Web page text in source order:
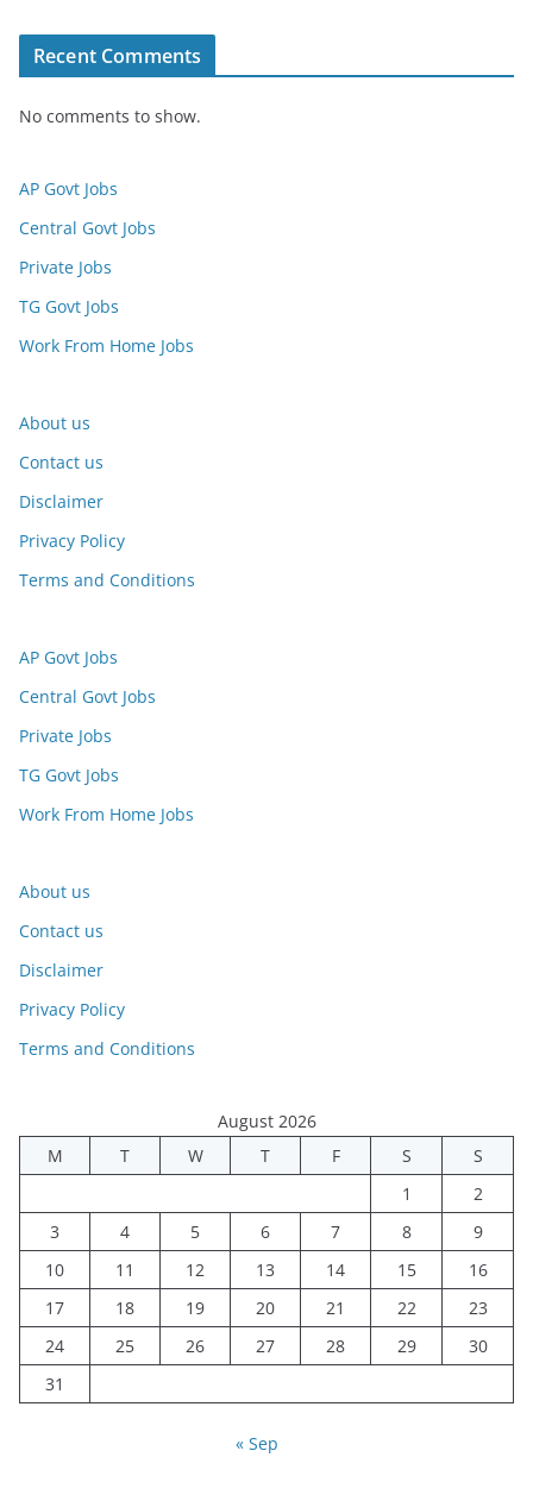
Recent Comments
No comments to show.
AP Govt Jobs
Central Govt Jobs
Private Jobs
TG Govt Jobs
Work From Home Jobs
About us
Contact us
Disclaimer
Privacy Policy
Terms and Conditions
AP Govt Jobs
Central Govt Jobs
Private Jobs
TG Govt Jobs
Work From Home Jobs
About us
Contact us
Disclaimer
Privacy Policy
Terms and Conditions
August 2026
M
T W T F S
S
1
2
3
4 5 6 7 8
9
10
11 12 13 14 15
16
17
18 19 20 21 22
23
24
25 26 27 28 29
30
31
« Sep